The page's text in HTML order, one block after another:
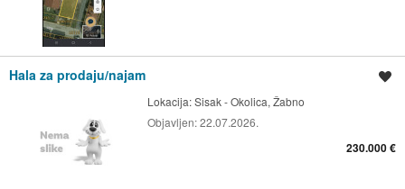
Hala za prodaju/najam
Lokacija:Sisak - Okolica, Žabno
Objavljen:22.07.2026.
230.000 €